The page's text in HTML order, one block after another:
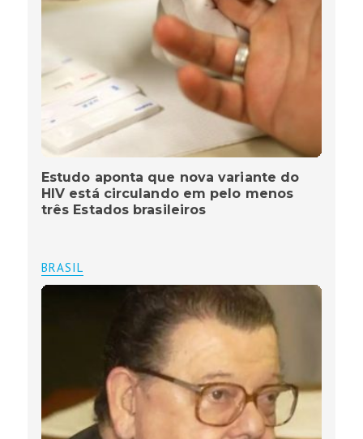
Estudo aponta que nova variante do
HIV está circulando em pelo menos
três Estados brasileiros
BRASIL